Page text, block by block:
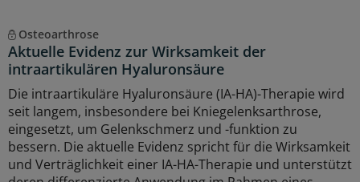
Osteoarthrose
Aktuelle Evidenz zur Wirksamkeit der
intraartikulären Hyaluronsäure
Die intraartikuläre Hyaluronsäure (IA-HA)-Therapie wird
seit langem, insbesondere bei Kniegelenksarthrose,
eingesetzt, um Gelenkschmerz und -funktion zu
bessern. Die aktuelle Evidenz spricht für die Wirksamkeit
und Verträglichkeit einer IA-HA-Therapie und unterstützt